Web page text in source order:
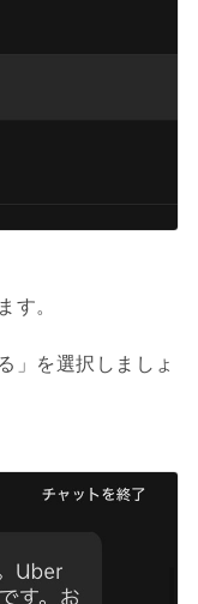
す。
」を選択しましょ